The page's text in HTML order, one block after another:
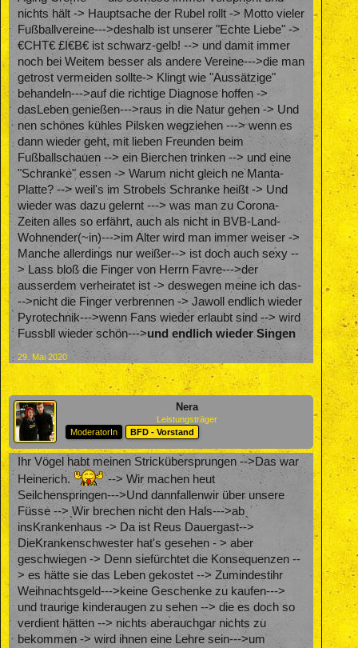
nichts hält -> Hauptsache der Rubel rollt -> Motto vieler
Fußballvereine--->deshalb ist unserer "Echte Liebe" ->
€CHT€ £I€B€ ist schwarz-gelb! --> und damit immer
noch bei Weitem besser als andere Vereine--->die man
getrost vermeiden sollte-> Klingt wie "Aussätzige"
behandeln--->auf die richtige Diagnose hoffen ->
dasLeben genießen--->raus in die Natur gehen -> Und
nen schönes kühles Pilsken wegziehen ---> wenn es
dann wieder geht, mit lieben Freunden beim
Fußballschauen --> ein Bierchen trinken --> und eine
"Schranke" essen -> Warum nicht gleich ne Manta-
Platte? --> weil's im Strobels Schranke heißt -> Und
wieder was dazu gelernt ---> was man zu Corona-
Zeiten alles so erfährt, auch als nicht in BVB-Land-
Wohnender(~in)--->im Alter wird man immer weiser ->
Manche allerdings nur weißer--> ist doch auch sexy --
> Lass bloß die Finger von Herrn Favre--->der
ausserdem verheiratet ist -> deswegen meine ich das-
-->nicht die Finger verbrennen -> Jawoll endlich wieder
Pyrotechnik--->wenn Fans wieder erlaubt sind --> wird
Fussbll wieder schön--->und endlich wieder Singen
29. Mai 2020
Nera
Leistungsträger
ModeratorIn
BFD - Vorstand
Ihr Vögel habt meinen Strickübersprungen -->Das war
Heinerich.
--> Wir machen heut
Seilchenspringen--->Und dannfallenwir über unsere
Füsse --> Wir brechen nicht den Hals--->ab
insKrankenhaus -> Da ist Reus Dauergast-->
DieKrankenschwester hat's gesehen - > aber
geschwiegen -> Denn siefürchtet die Konsequenzen --
> es hätte sie das Leben gekostet --> Zumindestihr
Weihnachtsgeld--->keine Geschenke zu kaufen--->
und traurige kinderaugen zu sehen --> die es doch so
verdient hätten --> nichts aberauchgar nichts zu
bekommen -> wird ihnen eine Lehre sein--->um